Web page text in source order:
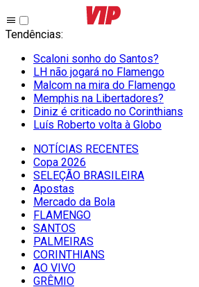
Tendências:
Scaloni sonho do Santos?
LH não jogará no Flamengo
Malcom na mira do Flamengo
Memphis na Libertadores?
Diniz é criticado no Corinthians
Luís Roberto volta à Globo
NOTÍCIAS RECENTES
Copa 2026
SELEÇÃO BRASILEIRA
Apostas
Mercado da Bola
FLAMENGO
SANTOS
PALMEIRAS
CORINTHIANS
AO VIVO
GRÊMIO